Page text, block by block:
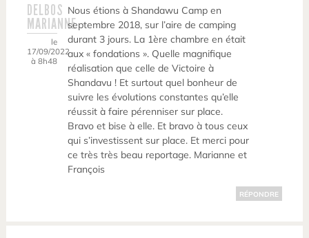
DELBOS
MARIANNE
le
17/09/2022
à 8h48
Nous étions à Shandawu Camp en
septembre 2018, sur l’aire de camping
durant 3 jours. La 1ère chambre en était
aux « fondations ». Quelle magnifique
réalisation que celle de Victoire à
Shandavu ! Et surtout quel bonheur de
suivre les évolutions constantes qu’elle
réussit à faire pérenniser sur place.
Bravo et bise à elle. Et bravo à tous ceux
qui s’investissent sur place. Et merci pour
ce très très beau reportage. Marianne et
François
RÉPONDRE